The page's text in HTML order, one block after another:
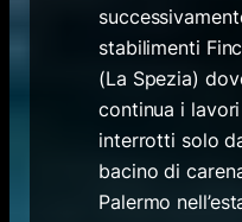
stabilimenti
(La Spezia)
continua i
interrotti solo
bacino di
Palermo